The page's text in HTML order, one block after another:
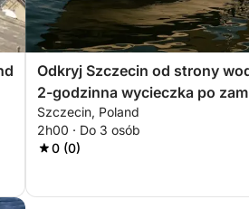
Odkryj Szczecin od strony
2-godzinna wycieczka po
wyspie
Szczecin, Poland
2h00 · Do 3 osób
0 (0)